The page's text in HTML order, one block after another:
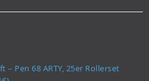
– Pen 68 ARTY, 25er Rollerset